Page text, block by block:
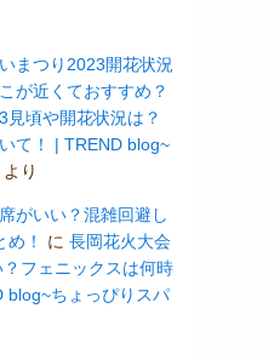
まつり2023開花状況
が近くておすすめ？
見頃や開花状況は？
て！ | TREND blog~
より
がいい？混雑回避し
！
に 長岡花火大会
フェニックスは何時
blog~ちょっぴりスパ